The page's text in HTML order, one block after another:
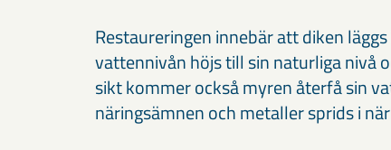
Restaureringen innebär att diken
vattennivån höjs till sin naturliga nivå
sikt kommer också myren återfå sin
näringsämnen och metaller sprids i